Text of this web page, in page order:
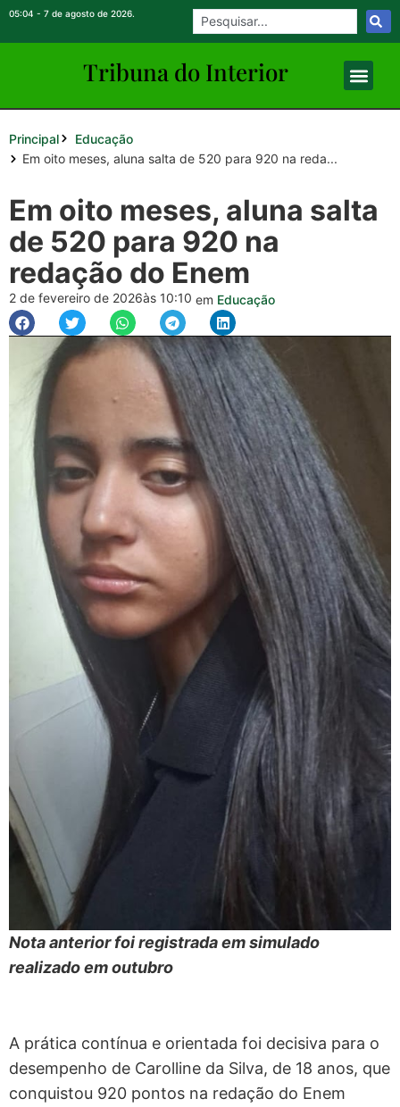
05:04 - 7 de agosto de 2026.
Tribuna do Interior
Principal
Educação
Em oito meses, aluna salta de 520 para 920 na reda...
Em oito meses, aluna salta
de 520 para 920 na
redação do Enem
2 de fevereiro de 2026às 10:10 em Educação
Nota anterior foi registrada em simulado
realizado em outubro
A prática contínua e orientada foi decisiva para o
desempenho de Carolline da Silva, de 18 anos, que
conquistou 920 pontos na redação do Enem